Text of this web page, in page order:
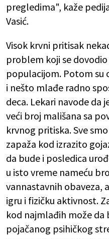
pregledima", kaže
Vasić.
Visok krvni pritisak
problem koji se
populacijom. Potom su
i nešto mlađe radno
deca. Lekari navode da
veći broj mališana sa
krvnog pritiska. Sve
zapaža kod izrazito
da bude i posledica
u isto vreme nameću
vannastavnih obaveza,
igru i fizičku aktivnost.
kod najmlađih može da
pojačanog psihičkog